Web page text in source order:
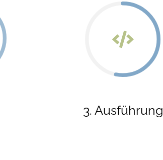
3. Ausführung